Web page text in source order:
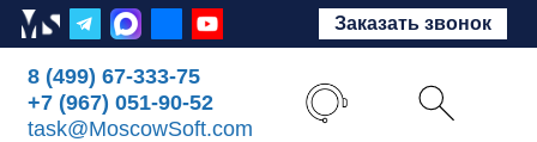
Заказать звонок
8 (499) 67-333-75
+7 (967) 051-90-52
task@MoscowSoft.com